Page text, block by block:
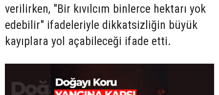
verilirken, "Bir kıvılcım binlerce hektarı yok
edebilir" ifadeleriyle dikkatsizliğin büyük
kayıplara yol açabileceği ifade etti.